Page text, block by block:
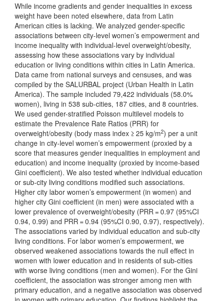
While income gradients and gender inequalities in excess
weight have been noted elsewhere, data from Latin
American cities is lacking. We analyzed gender-specific
associations between city-level women’s empowerment and
income inequality with individual-level overweight/obesity,
assessing how these associations vary by individual
education or living conditions within cities in Latin America.
Data came from national surveys and censuses, and was
compiled by the SALURBAL project (Urban Health in Latin
America). The sample included 79,422 individuals (58.0%
women), living in 538 sub-cities, 187 cities, and 8 countries.
We used gender-stratified Poisson multilevel models to
estimate the Prevalence Rate Ratios (PRR) for
overweight/obesity (body mass index ≥ 25 kg/m2) per a unit
change in city-level women’s empowerment (proxied by a
score that measures gender inequalities in employment and
education) and income inequality (proxied by income-based
Gini coefficient). We also tested whether individual education
or sub-city living conditions modified such associations.
Higher city labor women’s empowerment (in women) and
higher city Gini coefficient (in men) were associated with a
lower prevalence of overweight/obesity (PRR = 0.97 (95%CI
0.94, 0.99) and PRR = 0.94 (95%CI 0.90, 0.97), respectively).
The associations varied by individual education and sub-city
living conditions. For labor women’s empowerment, we
observed weakened associations towards the null effect in
women with lower education and in residents of sub-cities
with worse living conditions (men and women). For the Gini
coefficient, the association was stronger among men with
primary education, and a negative association was observed